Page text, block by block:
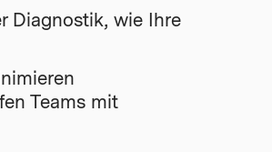
Diagnostik, wie Ihre
Teams mit